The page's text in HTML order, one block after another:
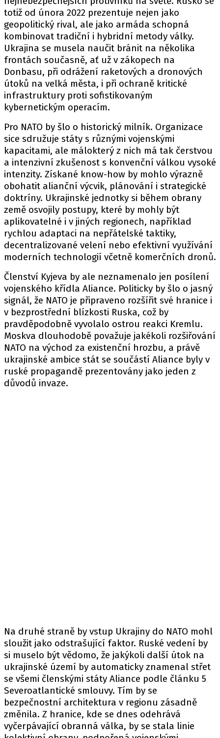
totiž od února 2022 prezentuje nejen jako
geopolitický rival, ale jako armáda schopná
kombinovat tradiční i hybridní metody války.
Ukrajina se musela naučit bránit na několika
frontách současně, ať už v zákopech na
Donbasu, při odrážení raketových a dronových
útoků na velká města, i při ochraně kritické
infrastruktury proti sofistikovaným
kybernetickým operacím.
Pro NATO by šlo o historický milník. Organizace
sice sdružuje státy s různými vojenskými
kapacitami, ale málokterý z nich má tak čerstvou
a intenzivní zkušenost s konvenční válkou vysoké
intenzity. Získané know-how by mohlo výrazně
obohatit alianční výcvik, plánování i strategické
doktríny. Ukrajinské jednotky si během obrany
země osvojily postupy, které by mohly být
aplikovatelné i v jiných regionech, například
rychlou adaptaci na nepřátelské taktiky,
decentralizované velení nebo efektivní využívání
moderních technologií včetně komerčních dronů.
Členství Kyjeva by ale neznamenalo jen posílení
vojenského křídla Aliance. Politicky by šlo o jasný
signál, že NATO je připraveno rozšířit své hranice i
v bezprostřední blízkosti Ruska, což by
pravděpodobně vyvolalo ostrou reakci Kremlu.
Moskva dlouhodobě považuje jakékoli rozšiřování
NATO na východ za existenční hrozbu, a právě
ukrajinské ambice stát se součástí Aliance byly v
ruské propagandě prezentovány jako jeden z
důvodů invaze.
Na druhé straně by vstup Ukrajiny do NATO mohl
sloužit jako odstrašující faktor. Ruské vedení by
si muselo být vědomo, že jakýkoli další útok na
ukrajinské území by automaticky znamenal střet
se všemi členskými státy Aliance podle článku 5
Severoatlantické smlouvy. Tím by se
bezpečnostní architektura v regionu zásadně
změnila. Z hranice, kde se dnes odehrává
vyčerpávající obranná válka, by se stala linie